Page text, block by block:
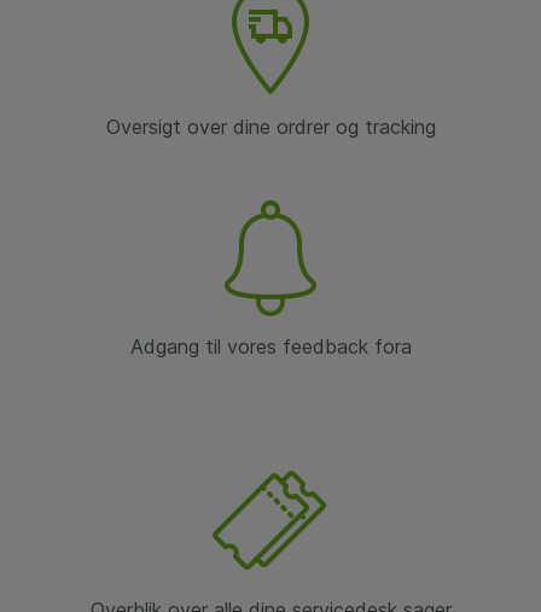
Oversigt over dine ordrer og tracking
Adgang til vores feedback fora